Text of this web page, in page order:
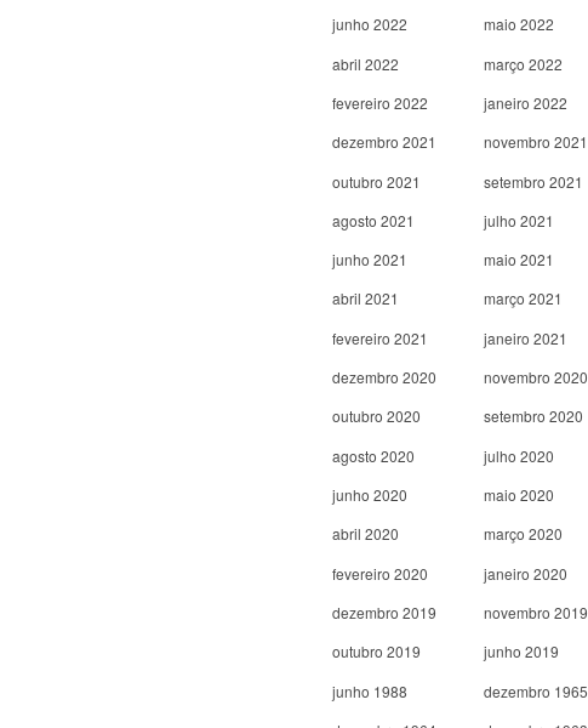
junho 2022
maio 2022
abril 2022
março 2022
fevereiro 2022
janeiro 2022
dezembro 2021
novembro 2021
outubro 2021
setembro 2021
agosto 2021
julho 2021
junho 2021
maio 2021
abril 2021
março 2021
fevereiro 2021
janeiro 2021
dezembro 2020
novembro 2020
outubro 2020
setembro 2020
agosto 2020
julho 2020
junho 2020
maio 2020
abril 2020
março 2020
fevereiro 2020
janeiro 2020
dezembro 2019
novembro 2019
outubro 2019
junho 2019
junho 1988
dezembro 1965